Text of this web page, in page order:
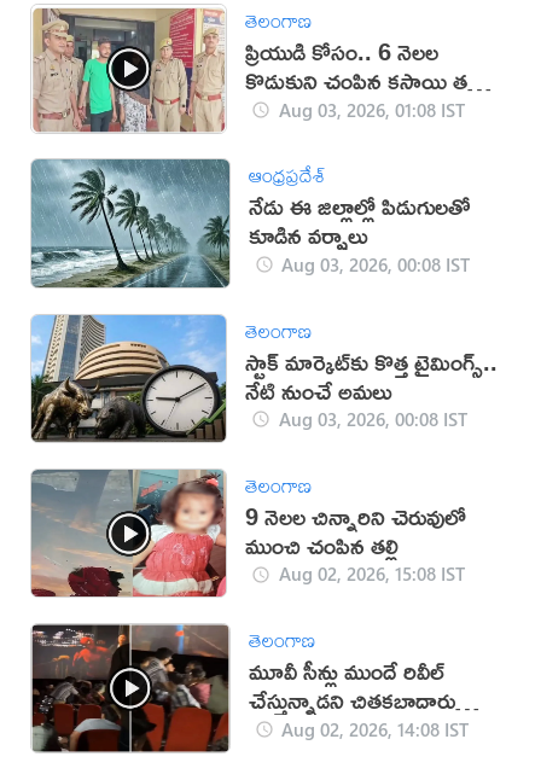
తెలంగాణ
ప్రియుడి కోసం.. 6 నెలల
కొడుకుని చంపిన కసాయి తల్లి
(వీడియో)
Aug 03, 2026, 01:08 IST
ఆంధ్రప్రదేశ్
నేడు ఈ జిల్లాల్లో పిడుగులతో
కూడిన వర్షాలు
Aug 03, 2026, 00:08 IST
తెలంగాణ
స్టాక్ మార్కెట్‌కు కొత్త టైమింగ్స్..
నేటి నుంచే అమలు
Aug 03, 2026, 00:08 IST
తెలంగాణ
9 నెలల చిన్నారిని చెరువులో
ముంచి చంపిన తల్లి
Aug 02, 2026, 15:08 IST
తెలంగాణ
మూవీ సీన్లు ముందే రివీల్
చేస్తున్నాడని చితకబాదారు
(వీడియో)
Aug 02, 2026, 14:08 IST